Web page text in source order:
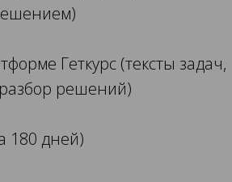
Геткурс (тексты задач,
решений)
180 дней)